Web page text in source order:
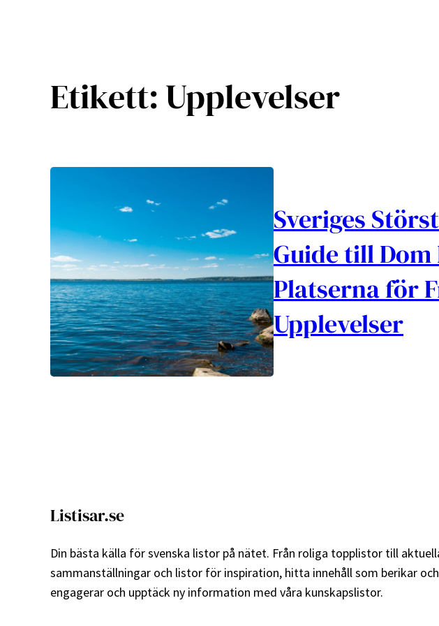
Etikett:Upplevelser
Sveriges
Guide till Dom
Platserna för
Upplevelser
Listisar.se
Din bästa källa för svenska listor på nätet. Från roliga topplistor till
sammanställningar och listor för inspiration, hitta innehåll som berikar och
engagerar och upptäck ny information med våra kunskapslistor.